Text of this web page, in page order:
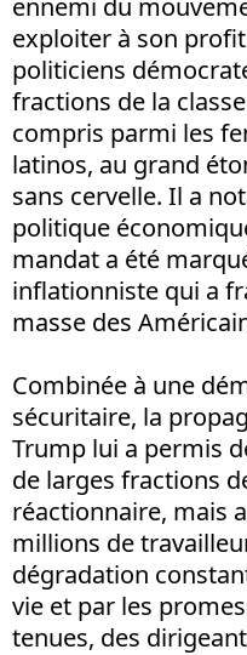
ennemi du
exploiter à son
politiciens
fractions de la
compris parmi les
latinos, au grand
sans cervelle. Il a
politique
mandat a été
inflationniste qui a
masse des
Combinée à une
sécuritaire, la
Trump lui a permis
de larges fractions
réactionnaire, mais
millions de
dégradation
vie et par les
tenues, des